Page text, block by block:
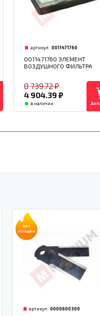
артикул: 0011471760
0011471760 ЭЛЕМЕНТ
ВОЗДУШНОГО ФИЛЬТРА
8 739.72₽
4 904.39 ₽
в наличии
Хит
продаж
артикул: 0000600300